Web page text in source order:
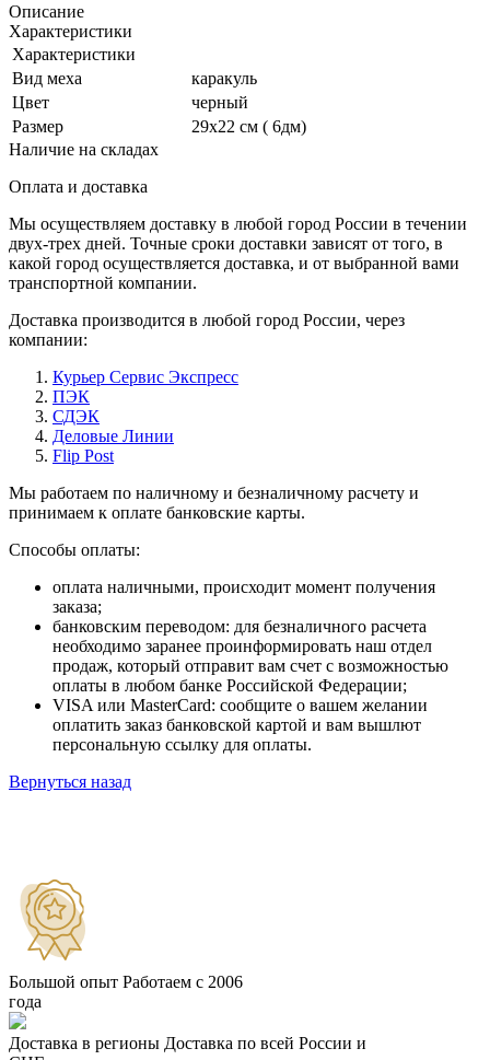
Описание
Характеристики
Характеристики
Вид меха
каракуль
Цвет
черный
Размер
29х22 см ( 6дм)
Наличие на складах
Оплата и доставка
Мы осуществляем доставку в любой город России в течении
двух-трех дней. Точные сроки доставки зависят от того, в
какой город осуществляется доставка, и от выбранной вами
транспортной компании.
Доставка производится в любой город России, через
компании:
Курьер Сервис Экспресс
ПЭК
СДЭК
Деловые Линии
Flip Post
Мы работаем по наличному и безналичному расчету и
принимаем к оплате банковские карты.
Способы оплаты:
оплата наличными, происходит момент получения
заказа;
банковским переводом: для безналичного расчета
необходимо заранее проинформировать наш отдел
продаж, который отправит вам счет с возможностью
оплаты в любом банке Российской Федерации;
VISA или MasterCard: сообщите о вашем желании
оплатить заказ банковской картой и вам вышлют
персональную ссылку для оплаты.
Вернуться назад
Большой опыт Работаем с 2006
года
Доставка в регионы Доставка по всей России и